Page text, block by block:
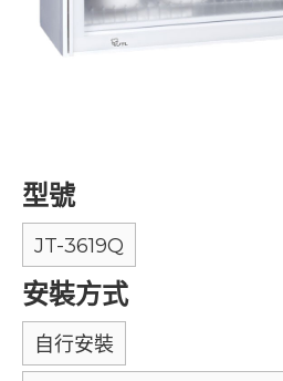
型號
JT-3619Q
安裝方式
自行安裝